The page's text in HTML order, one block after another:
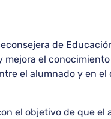
de
el
el alumnado y en
el objetivo de que